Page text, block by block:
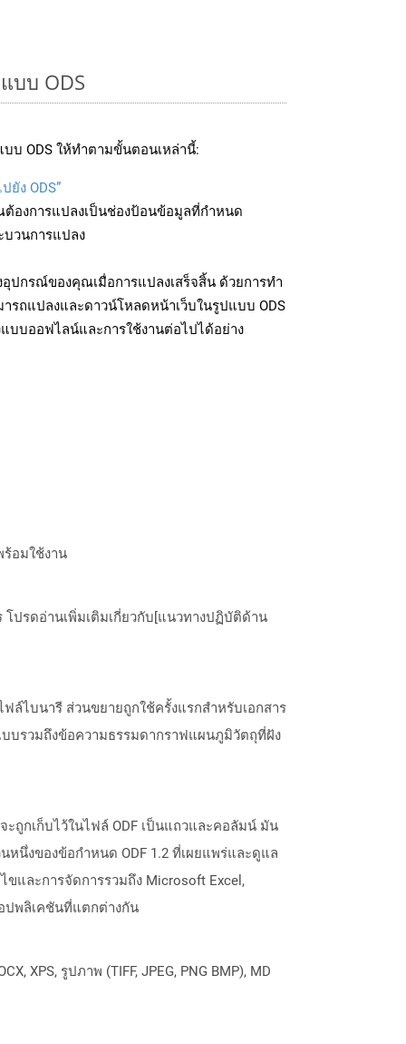
บบ ODS
บ ODS ให้ทำตามขั้นตอนเหล่านี้:
ยัง ODS”
องการแปลงเป็นช่องป้อนข้อมูลที่กำหนด
บวนการแปลง
อุปกรณ์ของคุณเมื่อการแปลงเสร็จสิ้น ด้วยการทำ
ถแปลงและดาวน์โหลดหน้าเว็บในรูปแบบ ODS
บบออฟไลน์และการใช้งานต่อไปได้อย่าง
ร้อมใช้งาน
ปรดอ่านเพิ่มเติมเกี่ยวกับ[แนวทางปฏิบัติด้าน
ล์ไบนารี ส่วนขยายถูกใช้ครั้งแรกสำหรับเอกสาร
บรวมถึงข้อความธรรมดากราฟแผนภูมิวัตถุที่ฝัง
ถูกเก็บไว้ในไฟล์ ODF เป็นแถวและคอลัมน์ มัน
นึ่งของข้อกำหนด ODF 1.2 ที่เผยแพร่และดูแล
และการจัดการรวมถึง Microsoft Excel,
ปพลิเคชันที่แตกต่างกัน
รูปภาพ (TIFF, JPEG, PNG BMP), MD